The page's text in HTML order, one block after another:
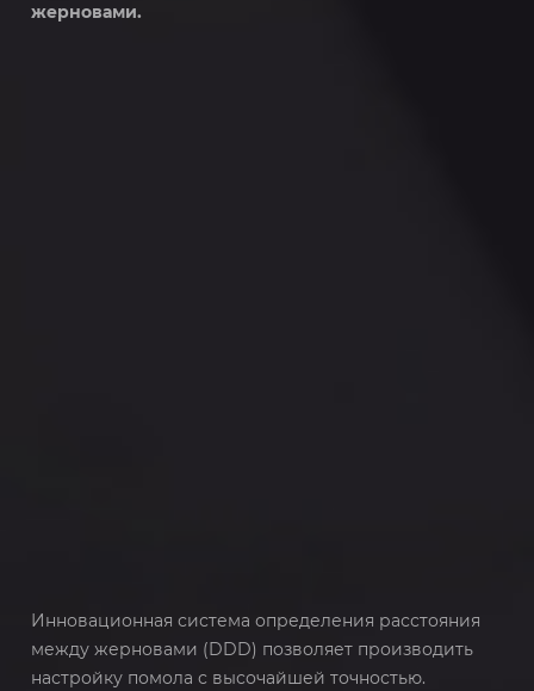
жерновами.
Инновационная система определения расстояния
между жерновами (DDD) позволяет производить
настройку помола с высочайшей точностью.